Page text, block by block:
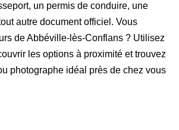
un permis de conduire, une
autre document officiel. Vous
de Abbéville-lès-Conflans ? Utilisez
les options à proximité et trouvez
photographe idéal près de chez vous